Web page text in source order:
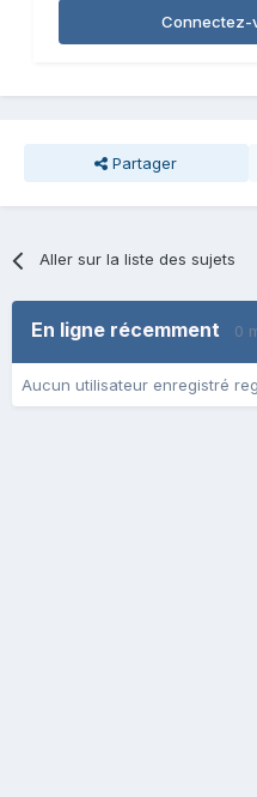
Connectez-
Partager
Aller sur la liste des sujets
En ligne récemment 0
Aucun utilisateur enregistré